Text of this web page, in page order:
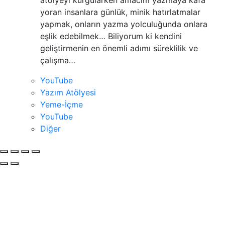
yoran insanlara günlük, minik hatırlatmalar
yapmak, onların yazma yolculuğunda onlara
eşlik edebilmek… Biliyorum ki kendini
geliştirmenin en önemli adımı süreklilik ve
çalışma…
YouTube
Yazım Atölyesi
Yeme-İçme
YouTube
Diğer